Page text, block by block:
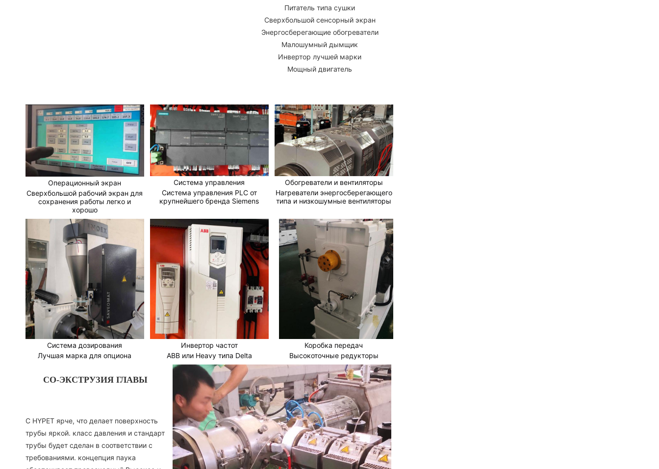
Питатель типа сушки
Сверхбольшой сенсорный экран
Энергосберегающие обогреватели
Малошумный дымщик
Инвертор лучшей марки
Мощный двигатель
Операционный экран
Сверхбольшой рабочий экран для
сохранения работы легко и
хорошо
Система управления
Система управления PLC от
крупнейшего бренда Siemens
Обогреватели и вентиляторы
Нагреватели энергосберегающего
типа и низкошумные вентиляторы
Система дозирования
Лучшая марка для опциона
Инвертор частот
ABB или Heavy типа Delta
Коробка передач
Высокоточные редукторы
СО-ЭКСТРУЗИЯ ГЛАВЫ
С HYPET ярче, что делает поверхность
трубы яркой. класс давления и стандарт
трубы будет сделан в соответствии с
требованиями. концепция паука